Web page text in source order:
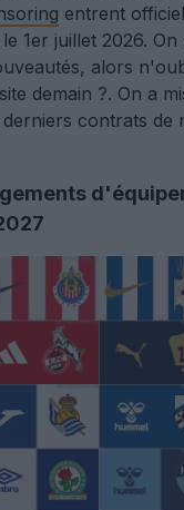
entrent
1er juillet 2026.
alors
demain ?. On a
contrats de